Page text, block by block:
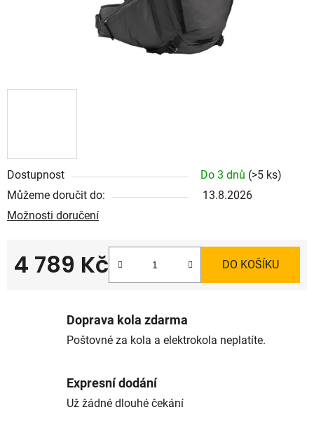
Dostupnost Do 3 dnů (>5 ks)
Můžeme doručit do:
13.8.2026
Možnosti doručení
4 789 Kč DO KOŠÍKU
Doprava kola zdarma
Poštovné za kola a elektrokola neplatíte.
Expresní dodání
Už žádné dlouhé čekání